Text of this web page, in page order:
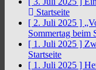
Startseite
[ 2. Juli 2025 ]
Sommertag beim
[ 1. Juli 2025 ]
Startseite
[ 1. Juli 2025 ]